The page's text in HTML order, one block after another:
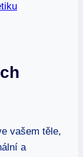
vašem těle,
a